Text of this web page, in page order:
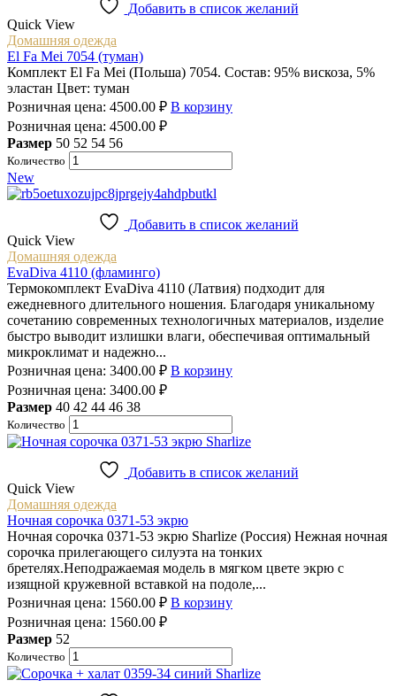
Добавить в список желаний
Quick View
Домашняя одежда
El Fa Mеi 7054 (туман)
Комплект El Fa Mеi (Польша) 7054. Состав: 95% вискоза, 5%
эластан Цвет: туман
Розничная цена: 4500.00 ₽ В корзину
Розничная цена: 4500.00 ₽
Размер 50 52 54 56
Количество
New
Добавить в список желаний
Quick View
Домашняя одежда
EvaDiva 4110 (фламинго)
Термокомплект EvaDiva 4110 (Латвия) подходит для
ежедневного длительного ношения. Благодаря уникальному
сочетанию современных технологичных материалов, изделие
быстро выводит излишки влаги, обеспечивая оптимальный
микроклимат и надежно...
Розничная цена: 3400.00 ₽ В корзину
Розничная цена: 3400.00 ₽
Размер 40 42 44 46 38
Количество
Добавить в список желаний
Quick View
Домашняя одежда
Ночная сорочка 0371-53 экрю
Ночная сорочка 0371-53 экрю Sharlize (Россия) Нежная ночная
сорочка прилегающего силуэта на тонких
бретелях.Неподражаемая модель в мягком цвете экрю с
изящной кружевной вставкой на подоле,...
Розничная цена: 1560.00 ₽ В корзину
Розничная цена: 1560.00 ₽
Размер 52
Количество